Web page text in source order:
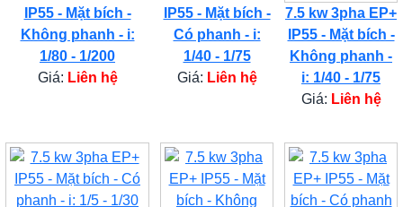
IP55 - Mặt bích -
Không phanh - i:
1/80 - 1/200
Giá: Liên hệ
IP55 - Mặt bích -
Có phanh - i:
1/40 - 1/75
Giá: Liên hệ
7.5 kw 3pha EP+
IP55 - Mặt bích -
Không phanh -
i: 1/40 - 1/75
Giá: Liên hệ